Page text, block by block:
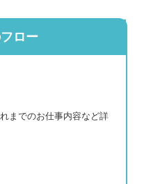
ロー
までのお仕事内容など詳